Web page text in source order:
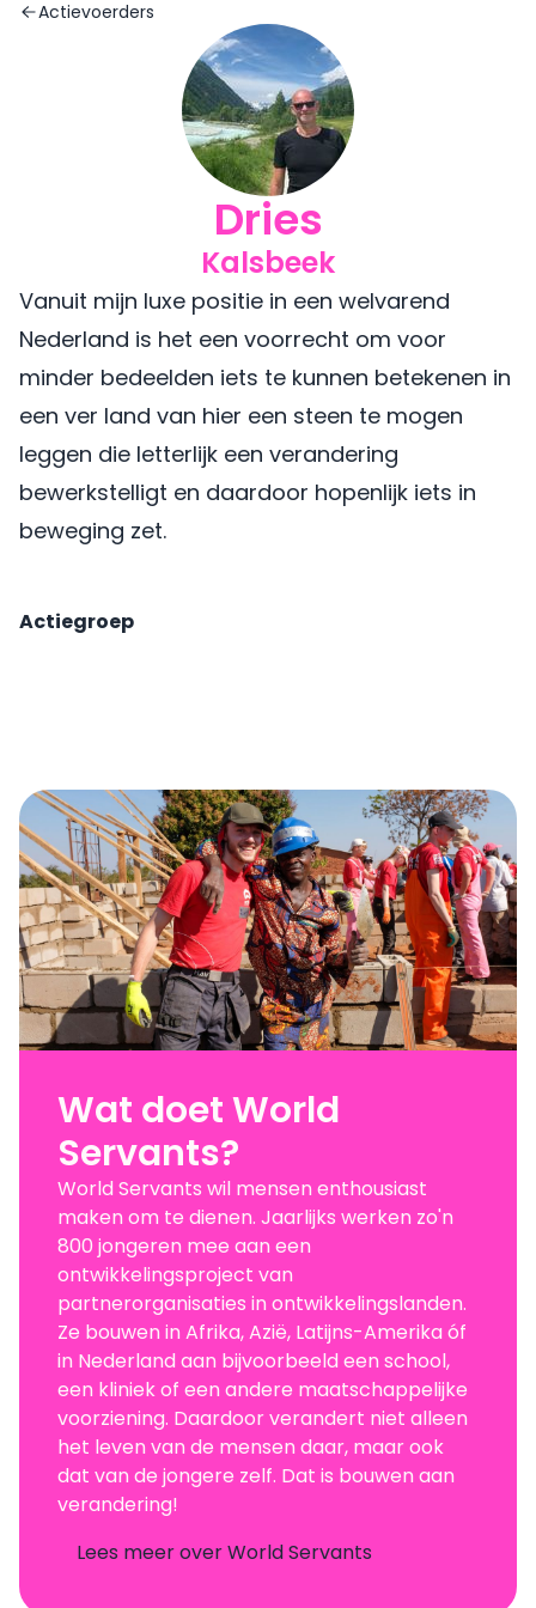
Actievoerders
Dries
Kalsbeek
Vanuit mijn luxe positie in een welvarend
Nederland is het een voorrecht om voor
minder bedeelden iets te kunnen betekenen in
een ver land van hier een steen te mogen
leggen die letterlijk een verandering
bewerkstelligt en daardoor hopenlijk iets in
beweging zet.
Actiegroep
Wat doet World
Servants?
World Servants wil mensen enthousiast
maken om te dienen. Jaarlijks werken zo'n
800 jongeren mee aan een
ontwikkelingsproject van
partnerorganisaties in ontwikkelingslanden.
Ze bouwen in Afrika, Azië, Latijns-Amerika óf
in Nederland aan bijvoorbeeld een school,
een kliniek of een andere maatschappelijke
voorziening. Daardoor verandert niet alleen
het leven van de mensen daar, maar ook
dat van de jongere zelf. Dat is bouwen aan
verandering!
Lees meer over World Servants